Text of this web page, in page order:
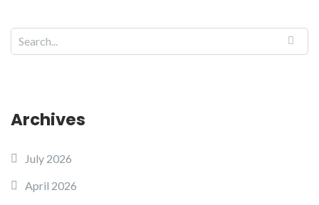
Archives
July 2026
April 2026